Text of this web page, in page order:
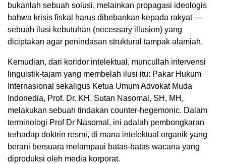
bukanlah sebuah solusi, melainkan propagasi ideologis
bahwa krisis fiskal harus dibebankan kepada rakyat —
sebuah ilusi kebutuhan (necessary illusion) yang
diciptakan agar penindasan struktural tampak alamiah.
Kemudian, dari koridor intelektual, muncullah intervensi
linguistik-tajam yang membelah ilusi itu: Pakar Hukum
Internasional sekaligus Ketua Umum Advokat Muda
Indonedia, Prof. Dr. KH. Sutan Nasomal, SH, MH,
melakukan sebuah tindakan counter-hegemonic. Dalam
terminologi Prof Dr Nasomal, ini adalah pembongkaran
terhadap doktrin resmi, di mana intelektual organik yang
berani bersuara melampaui batas-batas wacana yang
diproduksi oleh media korporat.